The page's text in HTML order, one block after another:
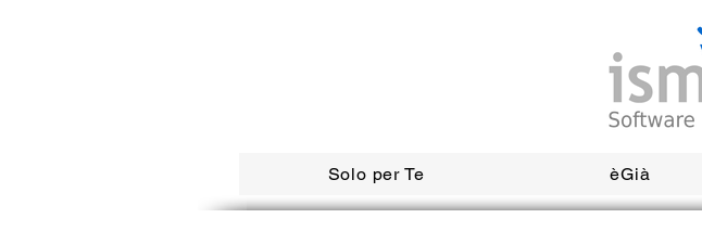
Solo per Te èGià